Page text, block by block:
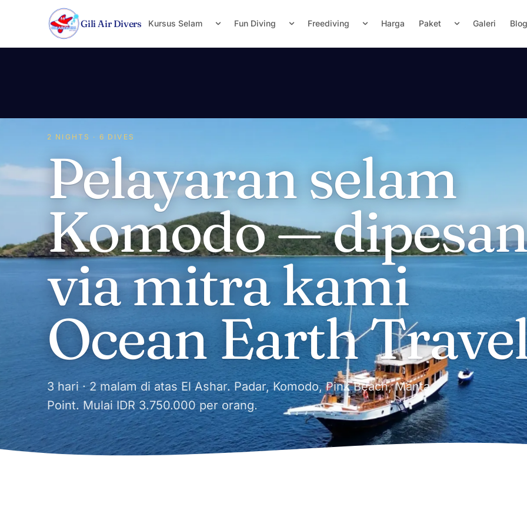
Lewati ke konten
Gili Air Divers
Kursus Selam Fun Diving Freediving Harga Paket Galeri
2 NIGHTS · 6 DIVES
Pelayaran selam
Komodo — dipesan
via mitra kami
Ocean Earth
3 hari · 2 malam di atas El Ashar. Padar, Komodo, Pink Beach, Manta
Point. Mulai IDR 3.750.000 per orang.